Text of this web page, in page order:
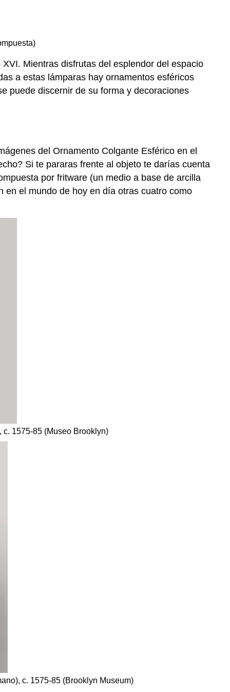
adicionales:
Mientras disfrutas del esplendor del espacio
a estas lámparas hay ornamentos esféricos
puede discernir de su forma y decoraciones
del Ornamento Colgante Esférico en el
Si te pararas frente al objeto te darías cuenta
por fritware (un medio a base de arcilla
en el mundo de hoy en día otras cuatro como
1575-85 (Museo Brooklyn)
c. 1575-85 (Brooklyn Museum)